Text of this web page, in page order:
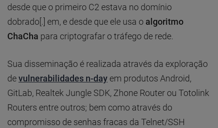
desde que o primeiro C2 estava no domínio
dobrado[.] em, e desde que ele usa o algoritmo
ChaCha para criptografar o tráfego de rede.
Sua disseminação é realizada através da exploração
devulnerabilidades n-day em produtos Android,
GitLab, Realtek Jungle SDK, Zhone Router ou Totolink
Routers entre outros; bem como através do
compromisso de senhas fracas da Telnet/SSH